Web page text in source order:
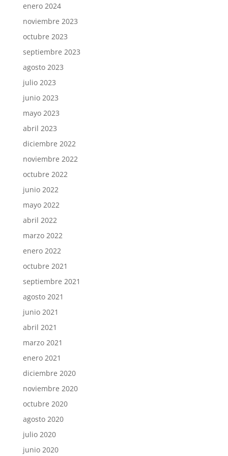
enero 2024
noviembre 2023
octubre 2023
septiembre 2023
agosto 2023
julio 2023
junio 2023
mayo 2023
abril 2023
diciembre 2022
noviembre 2022
octubre 2022
junio 2022
mayo 2022
abril 2022
marzo 2022
enero 2022
octubre 2021
septiembre 2021
agosto 2021
junio 2021
abril 2021
marzo 2021
enero 2021
diciembre 2020
noviembre 2020
octubre 2020
agosto 2020
julio 2020
junio 2020